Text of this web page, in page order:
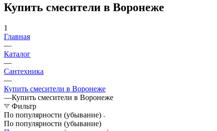
Купить смесители в Воронеже
1
Главная
—
Каталог
—
Сантехника
—
Купить смесители в Воронеже
—Купить смесители в Воронеже
Фильтр
По популярности (убывание)
По популярности (убывание)